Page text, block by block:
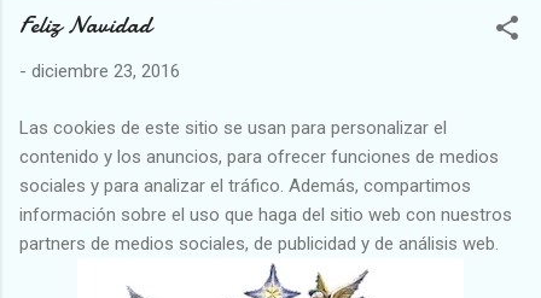
Feliz Navidad
- diciembre 23, 2016
Las cookies de este sitio se usan para personalizar el
contenido y los anuncios, para ofrecer funciones de medios
sociales y para analizar el tráfico. Además, compartimos
información sobre el uso que haga del sitio web con nuestros
partners de medios sociales, de publicidad y de análisis web.